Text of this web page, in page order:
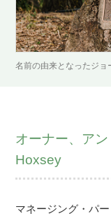
名前の由来となったジョ
オーナー、ア
Hoxsey
マネージング・パ